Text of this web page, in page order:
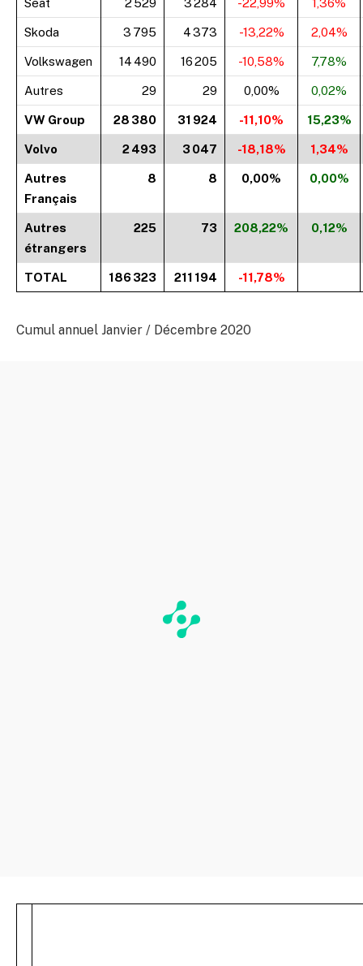
Seat 2 529 3 284 -22,99% 1,36%
Skoda 3 795 4 373 -13,22% 2,04%
Volkswagen 14 490 16 205 -10,58% 7,78%
Autres 29 29 0,00% 0,02%
VW Group 28 380 31 924 -11,10% 15,23%
Volvo 2 493 3 047 -18,18% 1,34%
Autres
Français
8 8 0,00% 0,00%
Autres
étrangers
225 73 208,22% 0,12%
TOTAL 186 323 211 194 -11,78%
Cumul annuel Janvier / Décembre 2020